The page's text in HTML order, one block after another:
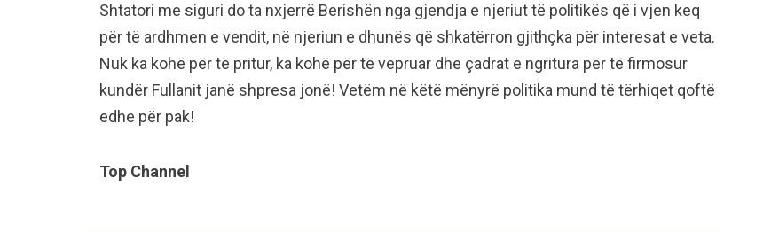
Shtatori me siguri do ta nxjerrë Berishën nga gjendja e njeriut të politikës që i vjen keq
për të ardhmen e vendit, në njeriun e dhunës që shkatërron gjithçka për interesat e veta.
Nuk ka kohë për të pritur, ka kohë për të vepruar dhe çadrat e ngritura për të firmosur
kundër Fullanit janë shpresa jonë! Vetëm në këtë mënyrë politika mund të tërhiqet qoftë
edhe për pak!
Top Channel